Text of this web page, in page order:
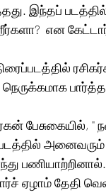
இந்தப்
என
நெருக்கமாக
ஏகன் பேசுகையில்,
ஏழாம் தேதி